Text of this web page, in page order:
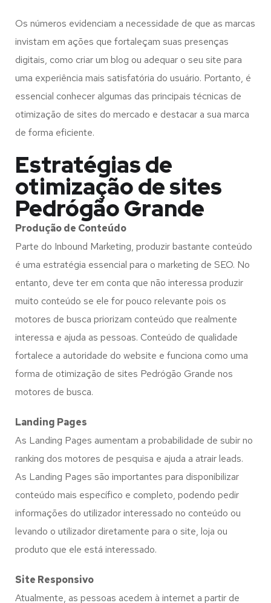
Os números evidenciam a necessidade de que as marcas
invistam em ações que fortaleçam suas presenças
digitais, como criar um blog ou adequar o seu site para
uma experiência mais satisfatória do usuário. Portanto, é
essencial conhecer algumas das principais técnicas de
otimização de sites do mercado e destacar a sua marca
de forma eficiente.
Estratégias de
otimização de sites
Pedrógão Grande
Produção de Conteúdo
Parte do Inbound Marketing, produzir bastante conteúdo
é uma estratégia essencial para o marketing de SEO. No
entanto, deve ter em conta que não interessa produzir
muito conteúdo se ele for pouco relevante pois os
motores de busca priorizam conteúdo que realmente
interessa e ajuda as pessoas. Conteúdo de qualidade
fortalece a autoridade do website e funciona como uma
forma de otimização de sites Pedrógão Grande nos
motores de busca.
Landing Pages
As Landing Pages aumentam a probabilidade de subir no
ranking dos motores de pesquisa e ajuda a atrair leads.
As Landing Pages são importantes para disponibilizar
conteúdo mais específico e completo, podendo pedir
informações do utilizador interessado no conteúdo ou
levando o utilizador diretamente para o site, loja ou
produto que ele está interessado.
Site Responsivo
Atualmente, as pessoas acedem à internet a partir de